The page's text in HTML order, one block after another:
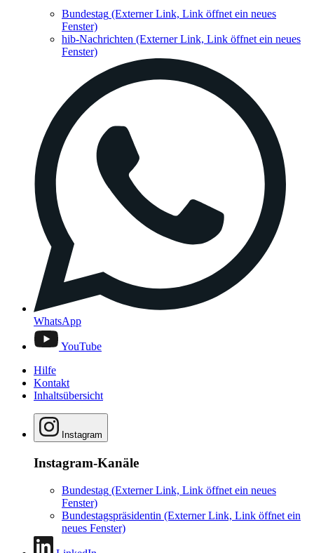
Bundestag (Externer Link, Link öffnet ein neues
Fenster)
hib-Nachrichten (Externer Link, Link öffnet ein neues
Fenster)
WhatsApp
YouTube
Hilfe
Kontakt
Inhaltsübersicht
Instagram
Instagram-Kanäle
Bundestag (Externer Link, Link öffnet ein neues
Fenster)
Bundestagspräsidentin (Externer Link, Link öffnet ein
neues Fenster)